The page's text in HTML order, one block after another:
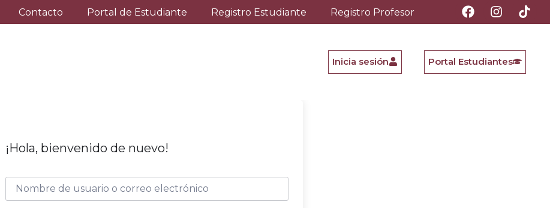
Contacto Portal de Estudiante Registro Estudiante Registro Profesor
Inicia sesión Portal Estudiantes
¡Hola, bienvenido de nuevo!